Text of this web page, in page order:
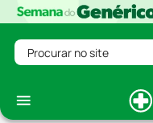
Procurar no site